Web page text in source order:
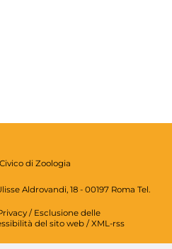
di Zoologia
Aldrovandi, 18 - 00197 Roma Tel.
/ Esclusione delle
del sito web / XML-rss